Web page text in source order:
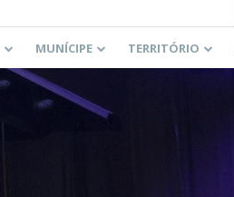
MUNÍCIPE TERRITÓRIO